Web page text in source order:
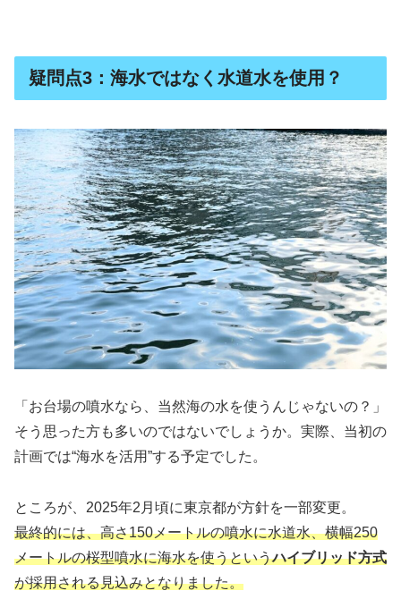
疑問点3：海水ではなく水道水を使用？
「お台場の噴水なら、当然海の水を使うんじゃないの？」
そう思った方も多いのではないでしょうか。実際、当初の
計画では“海水を活用”する予定でした。
ところが、2025年2月頃に東京都が方針を一部変更。
最終的には、高さ150メートルの噴水に水道水、横幅250
メートルの桜型噴水に海水を使うというハイブリッド方式
が採用される見込みとなりました。